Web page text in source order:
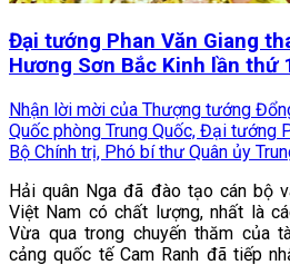
Đại tướng Phan Văn Giang
Hương Sơn Bắc Kinh lần thứ
Nhận lời mời của Thượng tướng
Quốc phòng Trung Quốc, Đại tướng
Bộ Chính trị, Phó bí thư Quân ủy
Hải quân Nga đã đào tạo cán bộ
Việt Nam có chất lượng, nhất là
Vừa qua trong chuyến thăm của
cảng quốc tế Cam Ranh đã tiếp